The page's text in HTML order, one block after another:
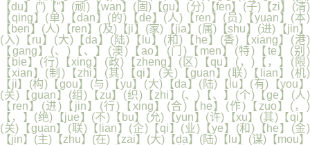
【du】(”)【”】(顽)【wan】(固)【gu】(分)【fen】(子)【zi】(清)
【qing】(单)【dan】(的)【de】(人)【ren】(员)【yuan】(本)
【ben】(人)【ren】(及)【ji】(家)【jia】(属)【shu】(进)【jin】
(入)【ru】(大)【da】(陆)【lu】(和)【he】(香)【xiang】(港)
【gang】(、)【、】(澳)【ao】(门)【men】(特)【te】(别)
【bie】(行)【xing】(政)【zheng】(区)【qu】(，)【，】(限)
【xian】(制)【zhi】(其)【qi】(关)【guan】(联)【lian】(机)
【ji】(构)【gou】(与)【yu】(大)【da】(陆)【lu】(有)【you】
(关)【guan】(组)【zu】(织)【zhi】(、)【、】(个)【ge】(人)
【ren】(进)【jin】(行)【xing】(合)【he】(作)【zuo】(，)
【，】(绝)【jue】(不)【bu】(允)【yun】(许)【xu】(其)【qi】
(关)【guan】(联)【lian】(企)【qi】(业)【ye】(和)【he】(金)
【jin】(主)【zhu】(在)【zai】(大)【da】(陆)【lu】(谋)【mou】